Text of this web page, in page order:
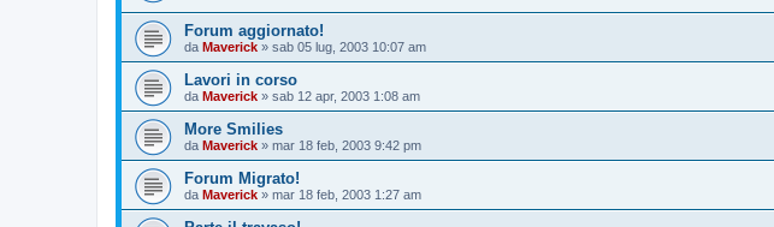
Forum aggiornato!
da Maverick » sab 05 lug, 2003 10:07 am
Lavori in corso
da Maverick » sab 12 apr, 2003 1:08 am
More Smilies
da Maverick » mar 18 feb, 2003 9:42 pm
Forum Migrato!
da Maverick » mar 18 feb, 2003 1:27 am